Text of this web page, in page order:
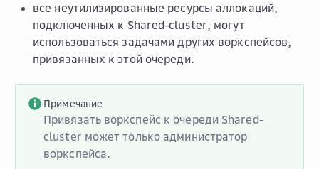
все неутилизированные ресурсы аллокаций,
подключенных к Shared-cluster, могут
использоваться задачами других воркспейсов,
привязанных к этой очереди.
Примечание
Привязать воркспейс к очереди Shared-
cluster может только администратор
воркспейса.